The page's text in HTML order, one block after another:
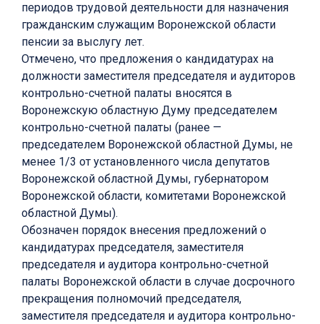
периодов трудовой деятельности для назначения
гражданским служащим Воронежской области
пенсии за выслугу лет.
Отмечено, что предложения о кандидатурах на
должности заместителя председателя и аудиторов
контрольно-счетной палаты вносятся в
Воронежскую областную Думу председателем
контрольно-счетной палаты (ранее —
председателем Воронежской областной Думы, не
менее 1/3 от установленного числа депутатов
Воронежской областной Думы, губернатором
Воронежской области, комитетами Воронежской
областной Думы).
Обозначен порядок внесения предложений о
кандидатурах председателя, заместителя
председателя и аудитора контрольно-счетной
палаты Воронежской области в случае досрочного
прекращения полномочий председателя,
заместителя председателя и аудитора контрольно-